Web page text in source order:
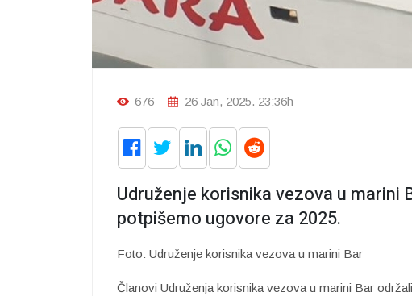
676 26 Jan, 2025. 23:36h
Udruženje korisnika vezova u marini
potpišemo ugovore za 2025.
Foto: Udruženje korisnika vezova u marini Bar
Članovi Udruženja korisnika vezova u marini Bar